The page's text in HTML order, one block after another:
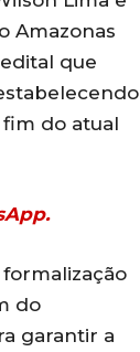
Amazonas
que
do atual
do
garantir a